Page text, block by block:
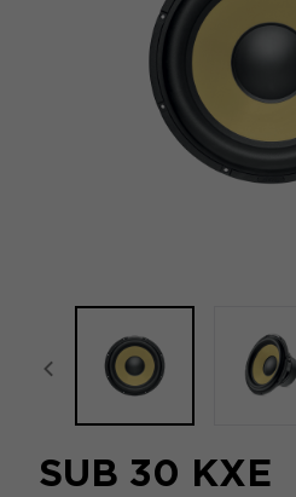
focal-naim-
SUB 30 KXE